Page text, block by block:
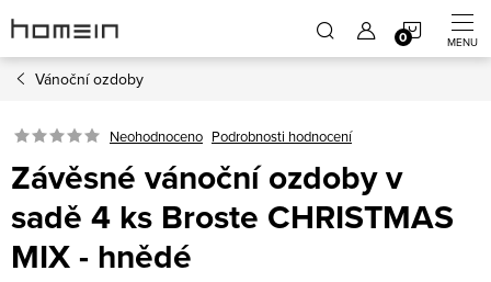
na
obsah
Vánoční ozdoby
Neohodnoceno Podrobnosti hodnocení
Závěsné vánoční ozdoby v
sadě 4 ks Broste CHRISTMAS
MIX - hnědé